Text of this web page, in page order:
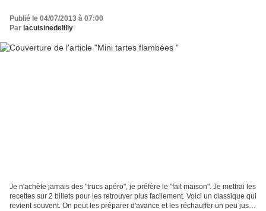
Publié le 04/07/2013 à 07:00
Par lacuisinedelilly
Je n'achète jamais des "trucs apéro", je préfère le "fait maison". Je mettrai les
recettes sur 2 billets pour les retrouver plus facilement. Voici un classique qui
revient souvent. On peut les préparer d'avance et les réchauffer un peu juste